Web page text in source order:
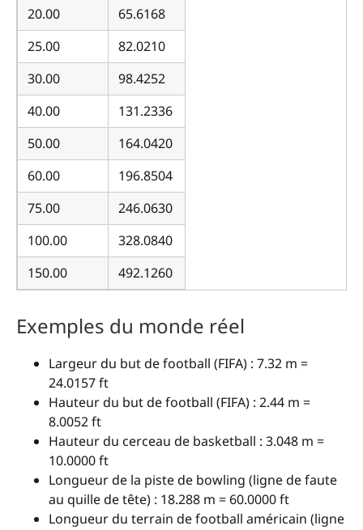
20.00
65.6168
25.00
82.0210
30.00
98.4252
40.00
131.2336
50.00
164.0420
60.00
196.8504
75.00
246.0630
100.00
328.0840
150.00
492.1260
Exemples du monde réel
Largeur du but de football (FIFA) : 7.32 m =
24.0157 ft
Hauteur du but de football (FIFA) : 2.44 m =
8.0052 ft
Hauteur du cerceau de basketball : 3.048 m =
10.0000 ft
Longueur de la piste de bowling (ligne de faute
au quille de tête) : 18.288 m = 60.0000 ft
Longueur du terrain de football américain (ligne